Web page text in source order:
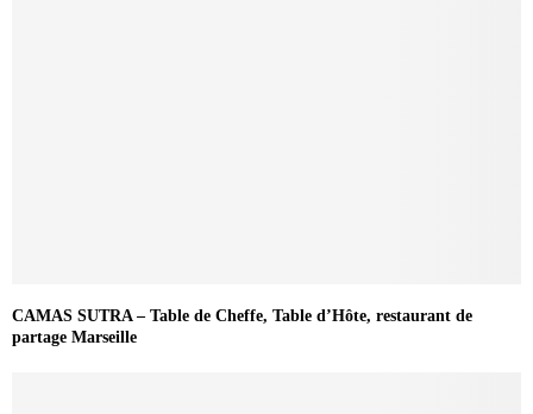
CAMAS SUTRA – Table de Cheffe, Table d’Hôte, restaurant de
partage Marseille